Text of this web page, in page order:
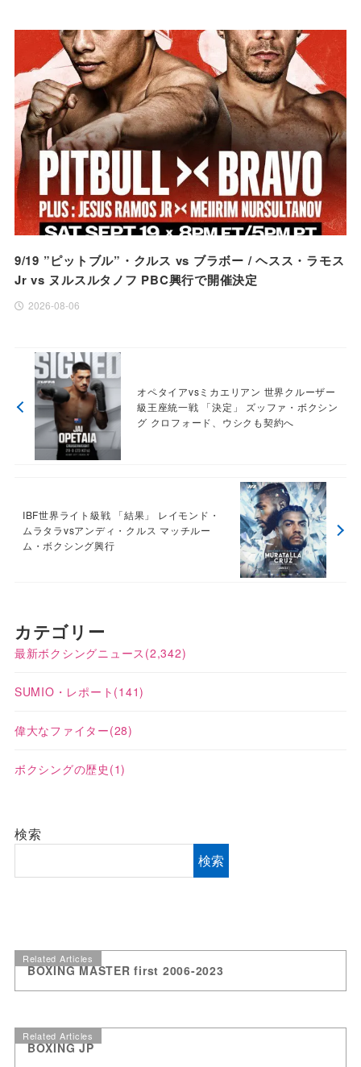
9/19 ”ピットブル”・クルス vs ブラボー / ヘスス・ラモス
Jr vs ヌルスルタノフ PBC興行で開催決定
2026-08-06
オペタイアvsミカエリアン 世界クルーザー
級王座統一戦 「決定」 ズッファ・ボクシン
グ クロフォード、ウシクも契約へ
IBF世界ライト級戦 「結果」 レイモンド・
ムラタラvsアンディ・クルス マッチルー
ム・ボクシング興行
カテゴリー
最新ボクシングニュース (2,342)
SUMIO・レポート (141)
偉大なファイター(28)
ボクシングの歴史 (1)
検索
検索
Related Articles
BOXING MASTER first 2006-2023
Related Articles
BOXING JP